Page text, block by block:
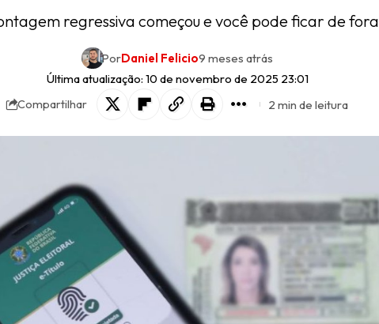
regressiva começou e você pode ficar de fora
Última atualização: 10 de novembro de 2025 23:01
PorDaniel Felicio9 meses atrás
Compartilhar 2 min de leitura